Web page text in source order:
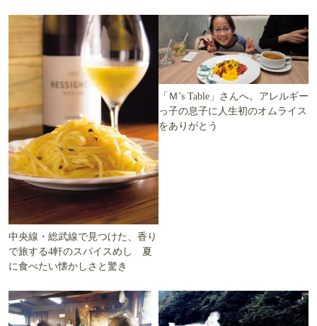
中央線・総武線で見つけた、香り
で旅する4軒のスパイスめし 夏
に食べたい懐かしさと驚き
「Ｍ’s Table」さんへ。アレルギー
っ子の息子に人生初のオムライス
をありがとう